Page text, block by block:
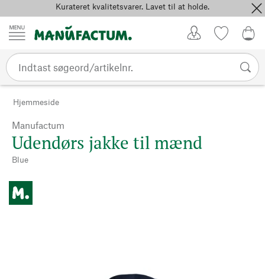
Spring til indholdKurateret kvalitetsvarer. Lavet til at holde.
Hjemmeside
Manufactum
Udendørs jakke til mænd
Blue